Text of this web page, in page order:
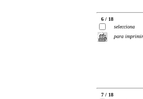
6 / 18
selecciona
para imprimir
7 / 18